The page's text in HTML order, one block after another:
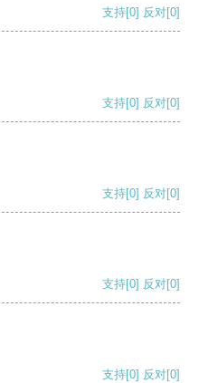
支持[0] 反对[0]
支持[0] 反对[0]
支持[0] 反对[0]
支持[0] 反对[0]
支持[0] 反对[0]